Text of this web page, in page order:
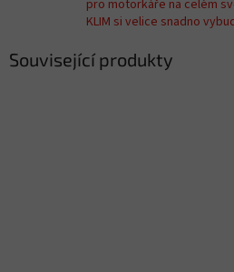
pro motorkáře na celém
KLIM si velice snadno
Související produkty